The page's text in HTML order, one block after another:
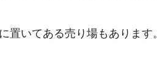
いてある売り場もあります。